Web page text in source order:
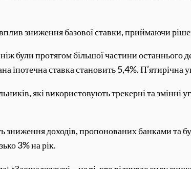
зниження базової ставки, приймаючи
були протягом більшої частини останнього
іпотечна ставка становить 5,4%. П’ятирічна
які використовують трекерні та
доходів, пропонованих банками та
3% на рік.